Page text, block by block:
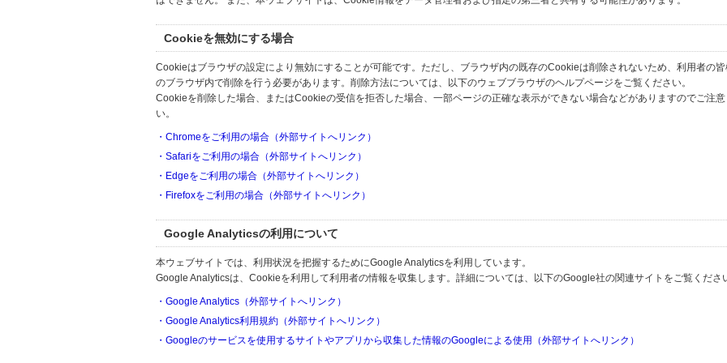
Cookieを無効にする場合
Cookieはブラウザの設定により無効にすることが可能です。ただし、ブラウザ内の既存のCookieは削除されないため、利用者の
のブラウザ内で削除を行う必要があります。削除方法については、以下のウェブブラウザのヘルプページをご覧ください。
Cookieを削除した場合、またはCookieの受信を拒否した場合、一部ページの正確な表示ができない場合などがありますのでご注意
い。
・Chromeをご利用の場合（外部サイトへリンク）
・Safariをご利用の場合（外部サイトへリンク）
・Edgeをご利用の場合（外部サイトへリンク）
・Firefoxをご利用の場合（外部サイトへリンク）
Google Analyticsの利用について
本ウェブサイトでは、利用状況を把握するためにGoogle Analyticsを利用しています。
Google Analyticsは、Cookieを利用して利用者の情報を収集します。詳細については、以下のGoogle社の関連サイトをご覧くださ
・Google Analytics（外部サイトへリンク）
・Google Analytics利用規約（外部サイトへリンク）
・Googleのサービスを使用するサイトやアプリから収集した情報のGoogleによる使用（外部サイトへリンク）